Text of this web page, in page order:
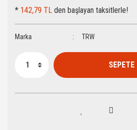
* 142,79 TL den başlayan taksitlerle!
Marka TRW
SEPETE